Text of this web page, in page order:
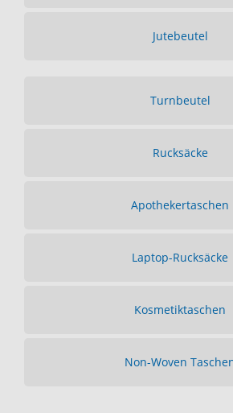
Jutebeutel
Turnbeutel
Rucksäcke
Apothekertaschen
Laptop-Rucksäcke
Kosmetiktaschen
Non-Woven